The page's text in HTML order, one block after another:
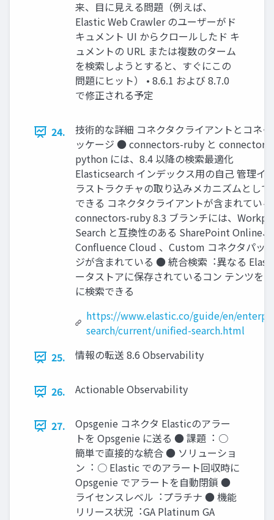
来、⽬に⾒える問題（例えば、
Elastic Web Crawler のユーザーがド
キュメント UI からクロールしたド キ
ュメントの URL または複数のターム
を検索しようとすると、すぐにこの
問題にヒット） • 8.6.1 および 8.7.0
で修正される予定
24.
技術的な詳細 コネクタクライアントとコネ
ッケージ ● connectors-ruby と connectors-
python には、8.4 以降の検索最適化
Elasticsearch インデックス⽤の⾃⼰ 管理イ
ラストラクチャの取り込みメカニズムとして
できる コネクタクライアントが含まれてい
connectors-ruby 8.3 ブランチには、
Search と互換性のある SharePoint Online、
Confluence Cloud 、Custom コネクタパッ
ジが含まれている ● 統合検索︓異なる
ータストアに保存されているコン テンツを
に検索できる
https://www.elastic.co/guide/en/
search/current/unified-search.html
25.
情報の転送 8.6 Observability
26. Actionable Observability
27.
Opsgenie コネクタ Elasticのアラー
トを Opsgenie に送る ● 課題︓ ○
簡単で直接的な統合 ● ソリューショ
ン︓ ○ Elastic でのアラート回収時に
Opsgenie でアラートを⾃動閉鎖 ●
ライセンスレベル︓プラチナ ● 機能
リリース状況︓GA Platinum GA